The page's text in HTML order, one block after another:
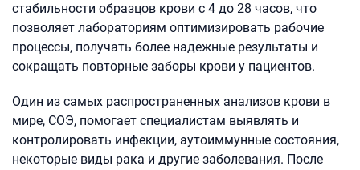
стабильности образцов крови с 4 до 28 часов, что
позволяет лабораториям оптимизировать рабочие
процессы, получать более надежные результаты и
сокращать повторные заборы крови у пациентов.
Один из самых распространенных анализов крови в
мире, СОЭ, помогает специалистам выявлять и
контролировать инфекции, аутоиммунные состояния,
некоторые виды рака и другие заболевания. После